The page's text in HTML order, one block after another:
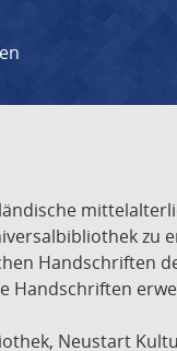
zu
Handschriften
Handschriften
Neustart